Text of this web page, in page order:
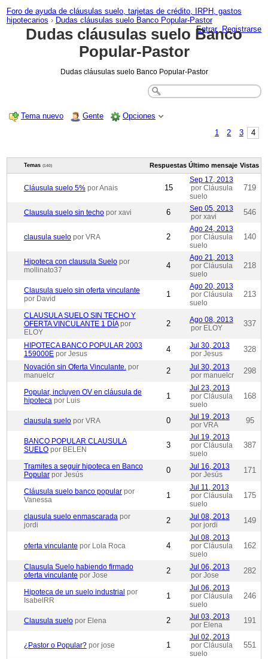
Foro de ayuda de cláusulas suelo, tarjetas de crédito, IRPH, gastos
hipotecarios › Dudas cláusulas suelo Banco Popular-Pastor
Entrar
Registrarse
Dudas cláusulas suelo Banco
Popular-Pastor
Dudas cláusulas suelo Banco Popular-Pastor
Tema nuevo Gente
Opciones
1
2 3 4
Temas (140) Respuestas Último mensaje Vistas
Cláusula suelo 5% por Anais 15
Sep 17, 2013
por Cláusula
suelo
719
Clausula suelo sin techo por xavi 6
Sep 05, 2013
por xavi
546
clausula suelo por VRA 2
Ago 24, 2013
por Cláusula
suelo
140
Hipoteca con clausula Suelo por
mollinato37
4
Ago 21, 2013
por Cláusula
suelo
218
Clausula suelo sin oferta vinculante
por David
1
Ago 20, 2013
por Cláusula
suelo
213
CLAUSULA SUELO SIN TECHO Y
OFERTA VINCULANTE 1 DÍA por
ELOY
2
Ago 08, 2013
por ELOY
337
HIPOTECA BANCO POPULAR 2003
159000E por Jesus 4
Jul 30, 2013
por Jesus
328
Novación sin Oferta Vinculante. por
manuelcr
2
Jul 30, 2013
por manuelcr
298
Popular, incluyen OV en cláusula de
hipoteca por Luis 1
Jul 23, 2013
por Cláusula
suelo
168
clausula suelo por VRA 0
Jul 19, 2013
por VRA
95
BANCO POPULAR CLAUSULA
SUELO por BELEN 3
Jul 19, 2013
por Cláusula
suelo
387
Tramites a seguir hipoteca en Banco
Popular por Jesús 0
Jul 16, 2013
por Jesús
171
Cláusula suelo banco popular por
Vanessa
1
Jul 11, 2013
por Cláusula
suelo
175
clausula suelo enmascarada por
jordi
2
Jul 08, 2013
por jordi
149
oferta vinculante por Lola Roca 4
Jul 08, 2013
por Cláusula
suelo
162
Clausula Suelo habiendo firmado
oferta vinculante por Jose 2
Jul 06, 2013
por Jose
282
Hipoteca de un suelo industrial por
IsabelRR
1
Jul 06, 2013
por Cláusula
suelo
246
Clausula suelo por Elena 2
Jul 03, 2013
por Elena
191
¿Pastor o Popular? por jose 1
Jul 02, 2013
por Cláusula
suelo
551